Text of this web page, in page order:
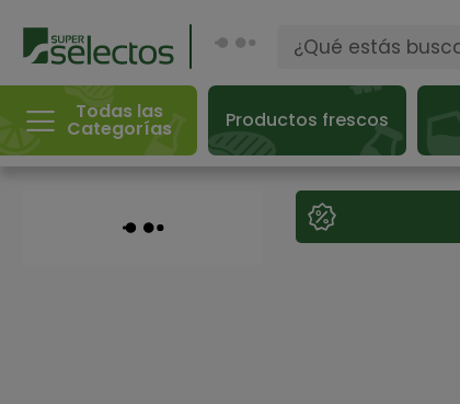
Todas las
Categorías Productos frescos